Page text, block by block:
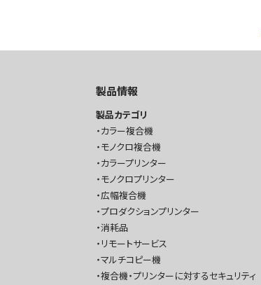
製品情報
製品カテゴリ
カラー複合機
モノクロ複合機
カラープリンター
モノクロプリンター
広幅複合機
プロダクションプリンター
消耗品
リモートサービス
マルチコピー機
複合機・プリンターに対するセキュリティ